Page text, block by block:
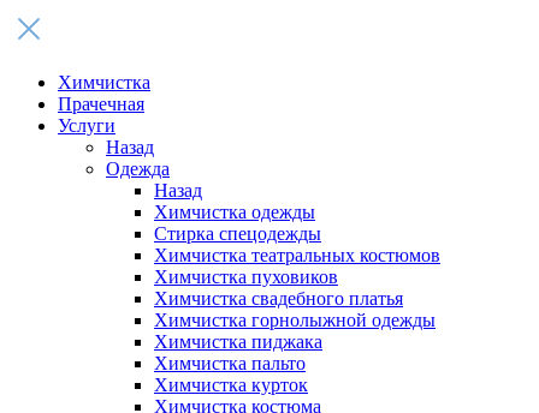
Химчистка
Прачечная
Услуги
Назад
Одежда
Назад
Химчистка одежды
Стирка спецодежды
Химчистка театральных костюмов
Химчистка пуховиков
Химчистка свадебного платья
Химчистка горнолыжной одежды
Химчистка пиджака
Химчистка пальто
Химчистка курток
Химчистка костюма